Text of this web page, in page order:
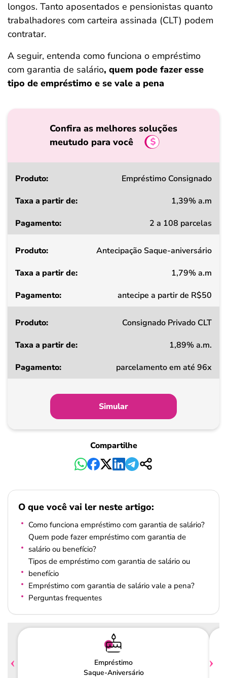
longos. Tanto aposentados e pensionistas quanto
trabalhadores com carteira assinada (CLT) podem
contratar.
A seguir, entenda como funciona o empréstimo
com garantia de salário, quem pode fazer esse
tipo de empréstimo e se vale a pena
Confira as melhores soluções
meutudo para você
Produto
a
de
Pagamento
Empréstimo Consignado
1,39% a.m
2 a 108 parcelas
Antecipação Saque-aniversário
1,79% a.m
antecipe a partir de R$50
Consignado Privado CLT
1,89% a.m.
parcelamento em até 96x
Simular
Compartilhe
O que você vai ler neste artigo:
Como funciona empréstimo com garantia de salário?
Quem pode fazer empréstimo com garantia de
salário ou benefício?
Tipos de empréstimo com garantia de salário ou
benefício
Empréstimo com garantia de salário vale a pena?
Perguntas frequentes
Empréstimo
Saque-Aniversário